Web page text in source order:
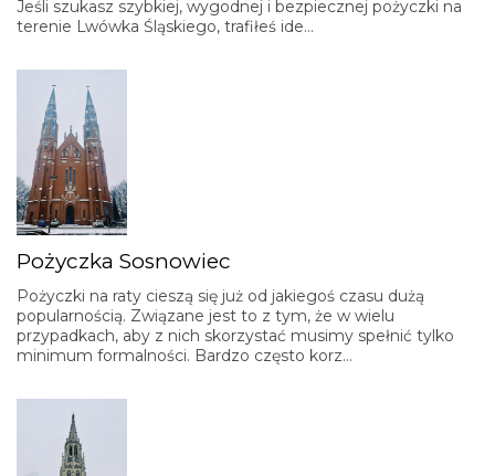
Jeśli szukasz szybkiej, wygodnej i bezpiecznej pożyczki na
terenie Lwówka Śląskiego, trafiłeś ide…
Pożyczka Sosnowiec
Pożyczki na raty cieszą się już od jakiegoś czasu dużą
popularnością. Związane jest to z tym, że w wielu
przypadkach, aby z nich skorzystać musimy spełnić tylko
minimum formalności. Bardzo często korz…